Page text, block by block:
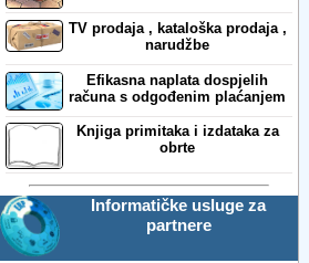
TV prodaja , kataloška prodaja ,
narudžbe
Efikasna naplata dospjelih
računa s odgođenim plaćanjem
Knjiga primitaka i izdataka za
obrte
Informatičke usluge za
partnere